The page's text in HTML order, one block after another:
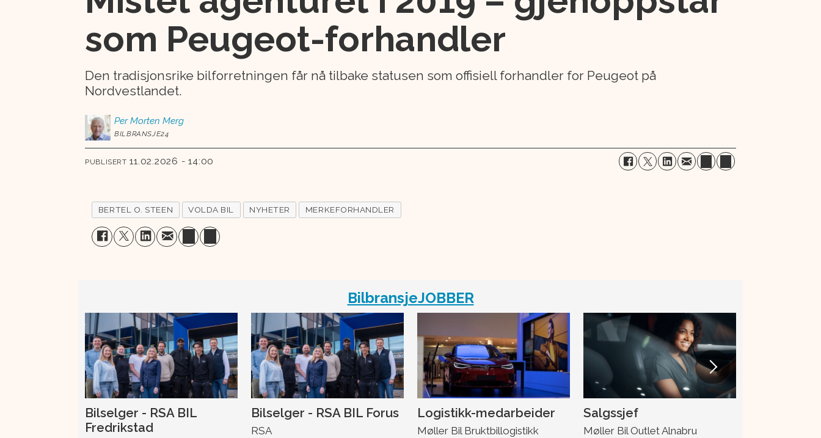
som Peugeot-forhandler
Den tradisjonsrike bilforretningen får nå tilbake statusen som offisiell forhandler for Peugeot på
Nordvestlandet.
Per Morten Merg
BILBRANSJE24
PUBLISERT 11.02.2026 - 14:00
BERTEL O. STEEN VOLDA BIL NYHETER MERKEFORHANDLER
BilbransjeJOBBER
Bilselger - RSA BIL
Fredrikstad
Bilselger - RSA BIL Forus
RSA
Logistikk-medarbeider
Møller Bil Bruktbillogistikk
Salgssjef
Møller Bil Outlet Alnabru